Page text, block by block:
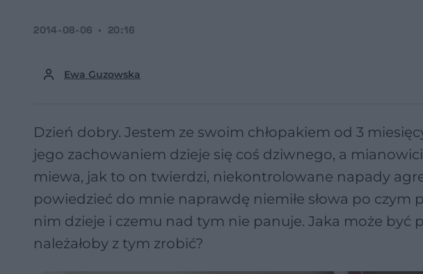
Ewa Guzowska
2014-08-06 20:16
Dzień dobry. Jestem ze swoim chłopakiem od 3
jego zachowaniem dzieje się coś dziwnego, a
miewa, jak to on twierdzi, niekontrolowane napady
powiedzieć do mnie naprawdę niemiłe słowa po czym
nim dzieje i czemu nad tym nie panuje. Jaka może być
należałoby z tym zrobić?